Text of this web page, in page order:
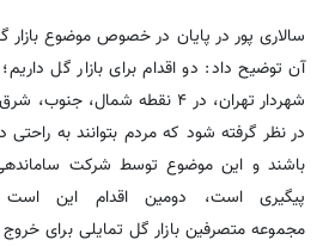
سالاری پور در پایان در خصوص موضوع بازار
آن توضیح داد: دو اقدام برای بازار گل
شهردار تهران، در ۴ نقطه
در نظر گرفته شود که مردم بتوانند به
باشند و این موضوع توسط شرکت
پیگیری است، دومین اقدام این
مجموعه متصرفین بازار گل تمایلی برای خروج